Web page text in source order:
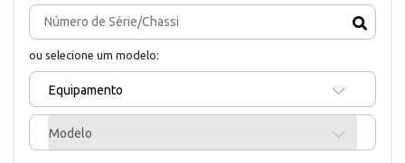
ou selecione um modelo:
Equipamento
Modelo